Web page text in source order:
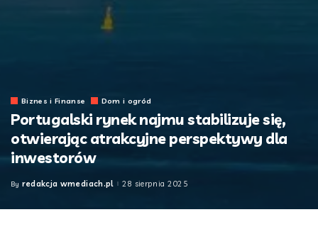
Biznes i Finanse Dom i ogród
Portugalski rynek najmu stabilizuje się,
otwierając atrakcyjne perspektywy dla
inwestorów
Posted
By redakcja wmediach.pl 28 sierpnia 2025